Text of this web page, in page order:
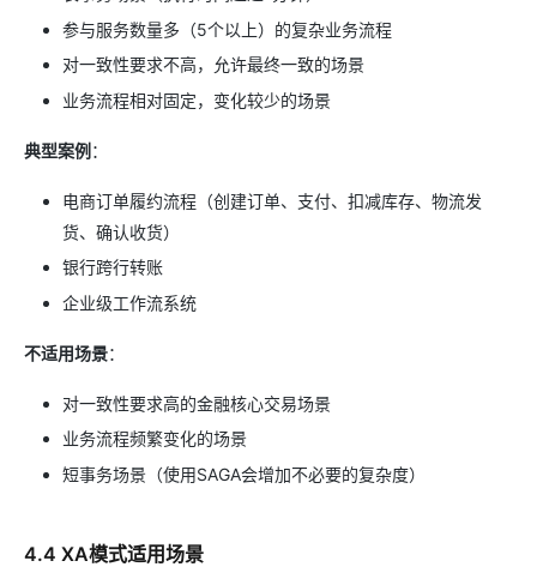
参与服务数量多（5个以上）的复杂业务流程
对一致性要求不高，允许最终一致的场景
业务流程相对固定，变化较少的场景
典型案例 ：
电商订单履约流程（创建订单、支付、扣减库存、物流发
货、确认收货）
银行跨行转账
企业级工作流系统
不适用场景：
对一致性要求高的金融核心交易场景
业务流程频繁变化的场景
短事务场景（使用SAGA会增加不必要的复杂度）
4.4 XA模式适用场景